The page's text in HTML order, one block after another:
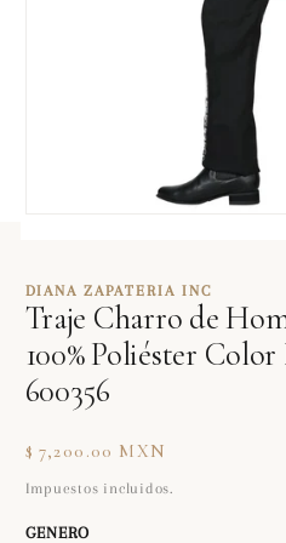
en
una
ventana
modal
DIANA ZAPATERIA INC
Traje Charro de
100% Poliéster
600356
Precio
habitual
$ 7,200.00 MXN
Impuestos incluidos.
GENERO